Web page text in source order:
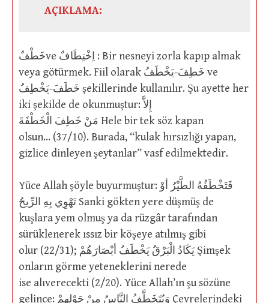
AÇIKLAMA:
خَطْفٌve اِخْتِطَافٌ : Bir nesneyi zorla kapıp almak
veya götürmek. Fiil olarak خَطِفَ-يَخْطَفُ ve
خَطَفَ-يَخْطِفُ şekillerinde kullanılır. Şu ayette her
iki şekilde de okunmuştur: إِلاَّ
مَنْ خَطِفَ الْخَطْفَةَ Hele bir tek söz kapan
olsun… (37/10). Burada, “kulak hırsızlığı yapan,
gizlice dinleyen şeytanlar” vasf edilmektedir.
Yüce Allah şöyle buyurmuştur: فَتَخْطَفُهُ الطَّيْرُ أوْ
تَهْوِي بِهِ الرِّيحُ Sanki gökten yere düşmüş de
kuşlara yem olmuş ya da rüzgâr tarafından
sürüklenerek ıssız bir köşeye atılmış gibi
olur (22/31); يَكَادُ الْبَرْقُ يَخْطَفُ أبْصَارَهُمْ Şimşek
onların görme yeteneklerini nerede
ise alıverecekti (2/20). Yüce Allah’ın şu sözüne
gelince: وَيُتَخَطَّفُ النَّاسُ مِنْ حَوْلِهِمْ Çevrelerindeki